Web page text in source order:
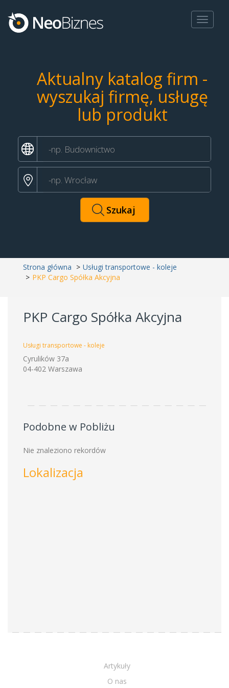
Toggle
Aktualny katalog firm -
wyszukaj firmę, usługę
lub produkt
Strona główna
Usługi transportowe - koleje
PKP Cargo Spółka Akcyjna
PKP Cargo Spółka Akcyjna
Usługi transportowe - koleje
Cyrulików 37a
04-402 Warszawa
Podobne w Pobliżu
Nie znaleziono rekordów
Lokalizacja
Artykuły
O nas